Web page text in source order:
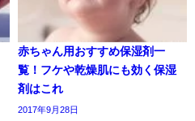
赤ちゃん用おすすめ保湿剤一
覧！フケや乾燥肌にも効く保湿
剤はこれ
2017年9月28日